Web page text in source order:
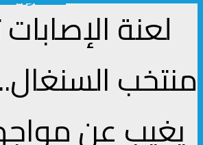
لعنة
منتخب
يغيب عن